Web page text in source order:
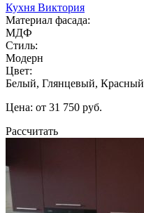
Кухня Виктория
Материал фасада:
МДФ
Стиль:
Модерн
Цвет:
Белый, Глянцевый, Красный
Цена: от 31 750 руб.
Рассчитать